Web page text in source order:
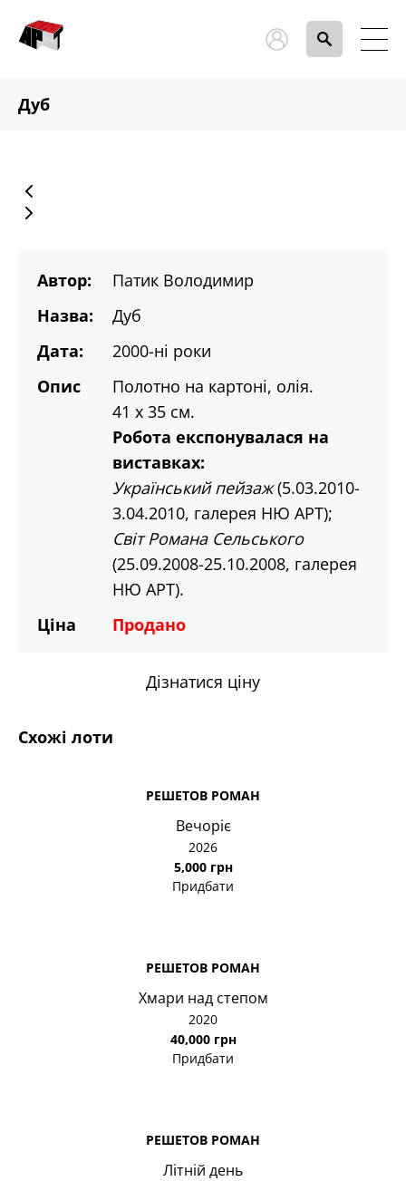
Дуб
Автор:
Патик Володимир
Назва:
Дуб
Дата:
2000-ні роки
Опис
Полотно на картоні, олія.
41 х 35 см.
Робота експонувалася на
виставках:
Український пейзаж(5.03.2010-
3.04.2010, галерея НЮ АРТ);
Світ Романа Сельського
(25.09.2008-25.10.2008, галерея
НЮ АРТ).
Ціна
Продано
Дізнатися ціну
Схожі лоти
РЕШЕТОВ РОМАН
Вечоріє
2026
5,000 грн
Придбати
РЕШЕТОВ РОМАН
Хмари над степом
2020
40,000 грн
Придбати
РЕШЕТОВ РОМАН
Літній день